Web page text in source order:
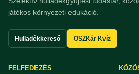
játékos környezeti edukáció.
Hulladékkereső OSZKár Kvíz
FELFEDEZÉS